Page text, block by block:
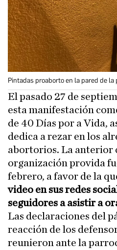
Pintadas proaborto en la pared de la
El pasado 27 de
esta manifestación
de 40 Días por a Vida,
dedica a rezar en los
abortorios. La anterior
organización provida
febrero, a favor de la
video en sus redes
seguidores a asistir a
Las declaraciones del
reacción de los
reunieron ante la